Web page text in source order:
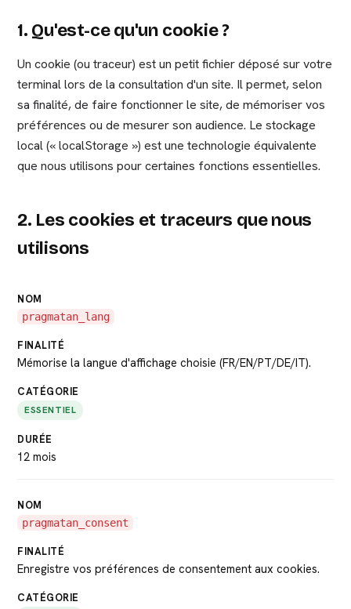
1. Qu'est-ce qu'un cookie ?
Un cookie (ou traceur) est un petit fichier déposé sur votre
terminal lors de la consultation d'un site. Il permet, selon
sa finalité, de faire fonctionner le site, de mémoriser vos
préférences ou de mesurer son audience. Le stockage
local (« localStorage ») est une technologie équivalente
que nous utilisons pour certaines fonctions essentielles.
2. Les cookies et traceurs que nous
utilisons
pragmatan_lang
Mémorise la langue d'affichage choisie (FR/EN/PT/DE/IT).
ESSENTIEL
12 mois
pragmatan_consent
Enregistre vos préférences de consentement aux cookies.